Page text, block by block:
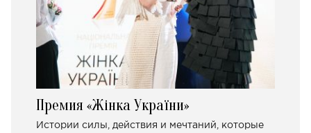
Премия «Жінка України»
Истории силы, действия и мечтаний, которые